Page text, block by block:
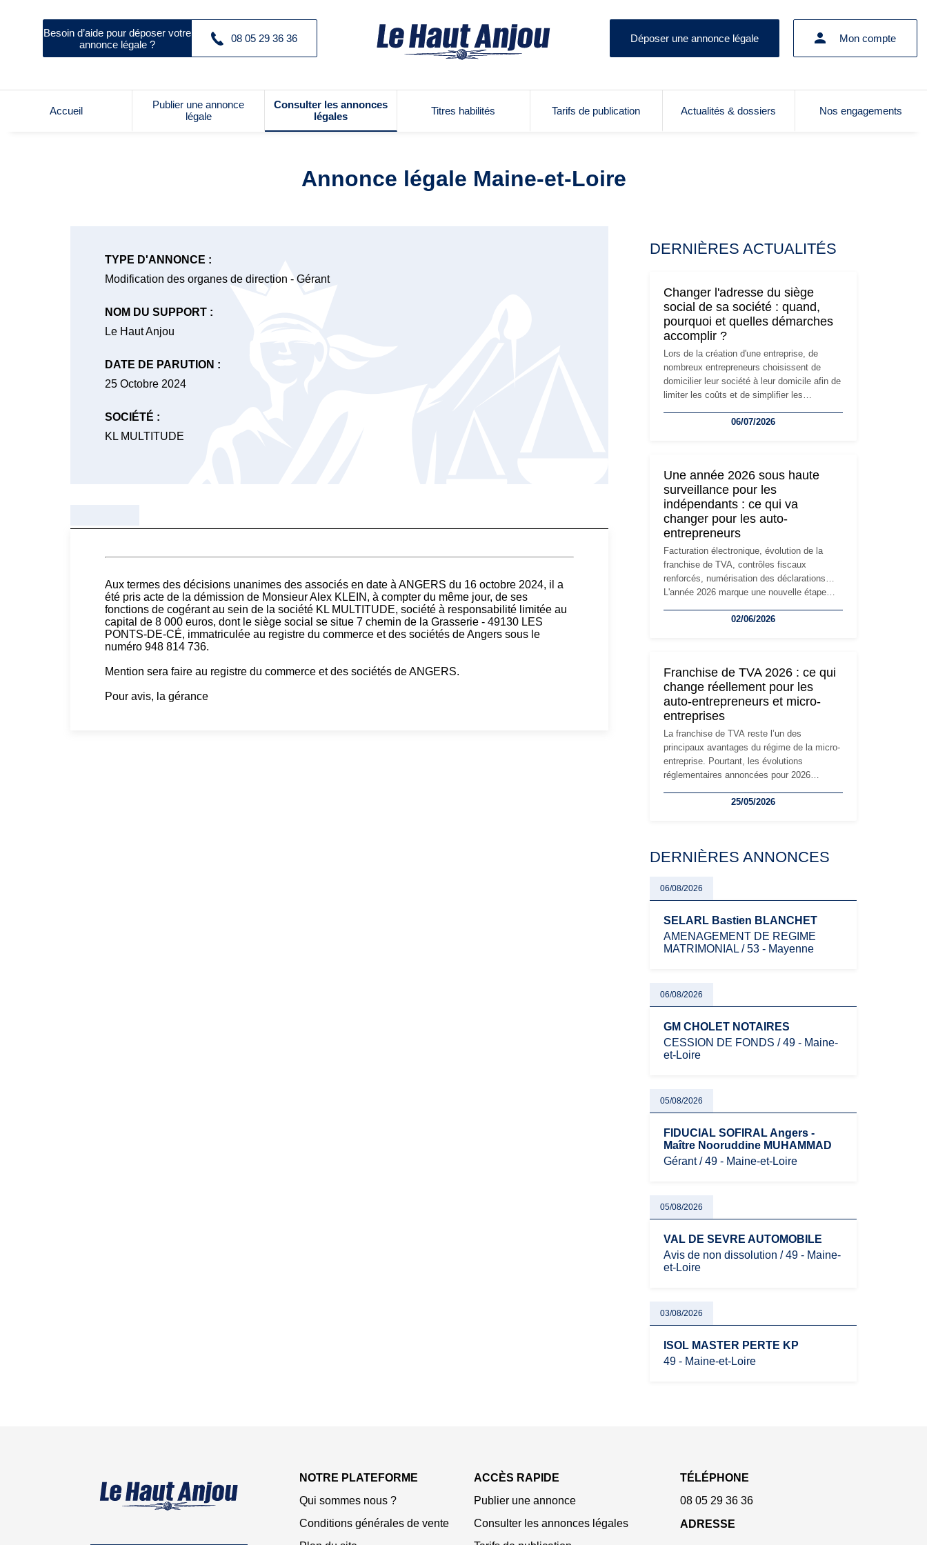
Besoin d’aide pour déposer votre
annonce légale ?
08 05 29 36 36 Déposer une annonce légale Mon compte
Accueil
Publier une annonce
légale
Consulter les annonces
légales
Titres habilités Tarifs de publication Actualités & dossiers Nos engagements
Annonce légale Maine-et-Loire
TYPE D'ANNONCE :
Modification des organes de direction - Gérant
NOM DU SUPPORT :
Le Haut Anjou
DATE DE PARUTION :
25 Octobre 2024
SOCIÉTÉ :
KL MULTITUDE
Aux termes des décisions unanimes des associés en date à ANGERS du 16 octobre 2024, il a
été pris acte de la démission de Monsieur Alex KLEIN, à compter du même jour, de ses
fonctions de cogérant au sein de la société KL MULTITUDE, société à responsabilité limitée au
capital de 8 000 euros, dont le siège social se situe 7 chemin de la Grasserie - 49130 LES
PONTS-DE-CÉ, immatriculée au registre du commerce et des sociétés de Angers sous le
numéro 948 814 736.
Mention sera faire au registre du commerce et des sociétés de ANGERS.
Pour avis, la gérance
DERNIÈRES ACTUALITÉS
Changer l'adresse du siège
social de sa société : quand,
pourquoi et quelles démarches
accomplir ?
Lors de la création d'une entreprise, de
nombreux entrepreneurs choisissent de
domicilier leur société à leur domicile afin de
limiter les coûts et de simplifier les
l'activité, cette solution peut rapidement
siège social répond souvent à une nouvelle
étape de la vie de l'entreprise et implique
plusieurs formalités obligatoires.
06/07/2026
Une année 2026 sous haute
surveillance pour les
indépendants : ce qui va
changer pour les auto-
entrepreneurs
Facturation électronique, évolution de la
franchise de TVA, contrôles fiscaux
renforcés, numérisation des déclarations…
L'année 2026 marque une nouvelle étape
travailleurs indépendants. Si le régime de la
réglementaire plus exigeant. Décryptage des
principaux changements et des précautions
à prendre pour éviter les mauvaises
surprises.
02/06/2026
Franchise de TVA 2026 : ce qui
change réellement pour les
auto-entrepreneurs et micro-
entreprises
La franchise de TVA reste l’un des
principaux avantages du régime de la micro-
entreprise. Pourtant, les évolutions
réglementaires annoncées pour 2026
les auto-entrepreneurs, artisans et
évoluent dans un contexte de contrôle
oblige les indépendants à rester
particulièrement vigilants.
25/05/2026
DERNIÈRES ANNONCES
06/08/2026
SELARL Bastien BLANCHET
AMENAGEMENT DE REGIME
MATRIMONIAL / 53 - Mayenne
06/08/2026
GM CHOLET NOTAIRES
CESSION DE FONDS / 49 - Maine-
et-Loire
05/08/2026
FIDUCIAL SOFIRAL Angers -
Maître Nooruddine MUHAMMAD
Gérant / 49 - Maine-et-Loire
05/08/2026
VAL DE SEVRE AUTOMOBILE
Avis de non dissolution / 49 - Maine-
et-Loire
03/08/2026
ISOL MASTER PERTE KP
49 - Maine-et-Loire
NOTRE PLATEFORME
Qui sommes nous ?
Conditions générales de vente
ACCÈS RAPIDE
Publier une annonce
Consulter les annonces légales
TÉLÉPHONE
08 05 29 36 36
ADRESSE